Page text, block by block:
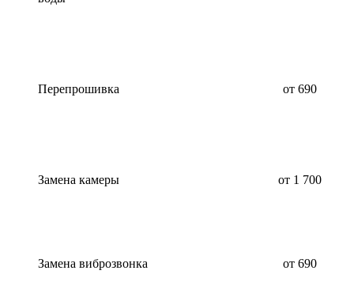
Перепрошивка от 690
Замена камеры от 1 700
Замена виброзвонка от 690